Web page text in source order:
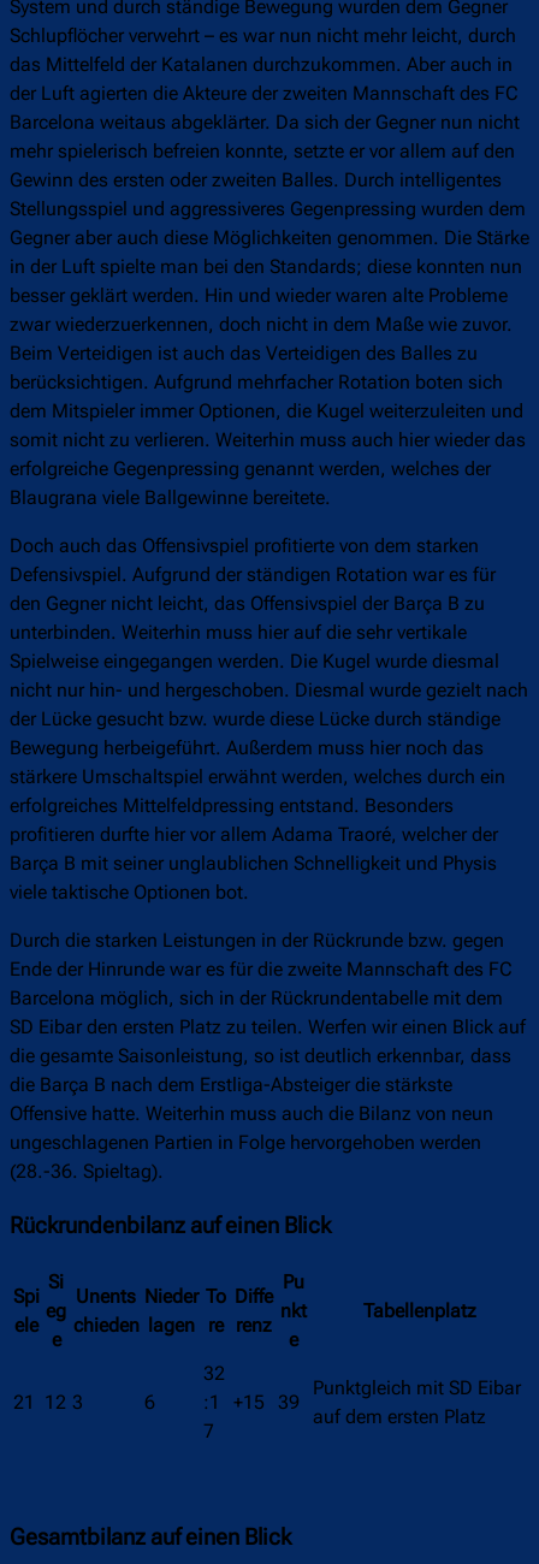
System und durch ständige Bewegung wurden dem Gegner
Schlupflöcher verwehrt – es war nun nicht mehr leicht, durch
das Mittelfeld der Katalanen durchzukommen. Aber auch in
der Luft agierten die Akteure der zweiten Mannschaft des FC
Barcelona weitaus abgeklärter. Da sich der Gegner nun nicht
mehr spielerisch befreien konnte, setzte er vor allem auf den
Gewinn des ersten oder zweiten Balles. Durch intelligentes
Stellungsspiel und aggressiveres Gegenpressing wurden dem
Gegner aber auch diese Möglichkeiten genommen. Die Stärke
in der Luft spielte man bei den Standards; diese konnten nun
besser geklärt werden. Hin und wieder waren alte Probleme
zwar wiederzuerkennen, doch nicht in dem Maße wie zuvor.
Beim Verteidigen ist auch das Verteidigen des Balles zu
berücksichtigen. Aufgrund mehrfacher Rotation boten sich
dem Mitspieler immer Optionen, die Kugel weiterzuleiten und
somit nicht zu verlieren. Weiterhin muss auch hier wieder das
erfolgreiche Gegenpressing genannt werden, welches der
Blaugrana viele Ballgewinne bereitete.
Doch auch das Offensivspiel profitierte von dem starken
Defensivspiel. Aufgrund der ständigen Rotation war es für
den Gegner nicht leicht, das Offensivspiel der Barça B zu
unterbinden. Weiterhin muss hier auf die sehr vertikale
Spielweise eingegangen werden. Die Kugel wurde diesmal
nicht nur hin- und hergeschoben. Diesmal wurde gezielt nach
der Lücke gesucht bzw. wurde diese Lücke durch ständige
Bewegung herbeigeführt. Außerdem muss hier noch das
stärkere Umschaltspiel erwähnt werden, welches durch ein
erfolgreiches Mittelfeldpressing entstand. Besonders
profitieren durfte hier vor allem Adama Traoré, welcher der
Barça B mit seiner unglaublichen Schnelligkeit und Physis
viele taktische Optionen bot.
Durch die starken Leistungen in der Rückrunde bzw. gegen
Ende der Hinrunde war es für die zweite Mannschaft des FC
Barcelona möglich, sich in der Rückrundentabelle mit dem
SD Eibar den ersten Platz zu teilen. Werfen wir einen Blick auf
die gesamte Saisonleistung, so ist deutlich erkennbar, dass
die Barça B nach dem Erstliga-Absteiger die stärkste
Offensive hatte. Weiterhin muss auch die Bilanz von neun
ungeschlagenen Partien in Folge hervorgehoben werden
(28.-36. Spieltag).
Rückrundenbilanz auf einen Blick
Spi
ele
Si
eg
e
Unents
chieden
Nieder
lagen
To
re
Diffe
renz
Pu
nkt
e
Tabellenplatz
21 12 3 6
32
:1
7
+15 39
Punktgleich mit SD Eibar
auf dem ersten Platz
Gesamtbilanz auf einen Blick